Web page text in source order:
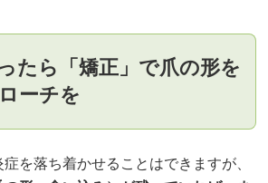
たら「矯正」で爪の形を
ーチを
を落ち着かせることはできますが、